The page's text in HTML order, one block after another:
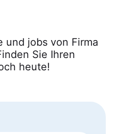
und jobs von Firma
Sie Ihren
heute!